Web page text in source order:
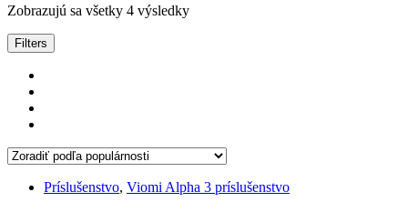
Zobrazujú sa všetky 4 výsledkyZoradené
Filters
Príslušenstvo, Viomi Alpha 3 príslušenstvo